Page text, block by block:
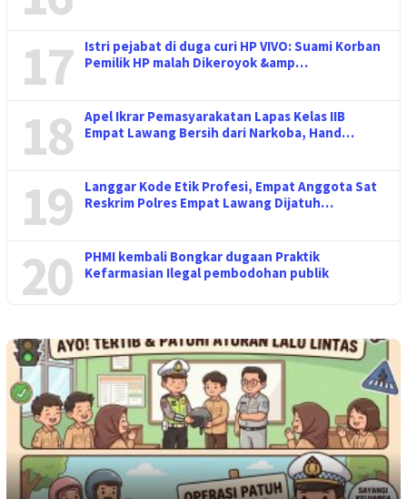
17
Istri pejabat di duga curi HP VIVO: Suami Korban
Pemilik HP malah Dikeroyok &amp…
18
Apel Ikrar Pemasyarakatan Lapas Kelas IIB
Empat Lawang Bersih dari Narkoba, Hand…
19
Langgar Kode Etik Profesi, Empat Anggota Sat
Reskrim Polres Empat Lawang Dijatuh…
20
PHMI kembali Bongkar dugaan Praktik
Kefarmasian Ilegal pembodohan publik